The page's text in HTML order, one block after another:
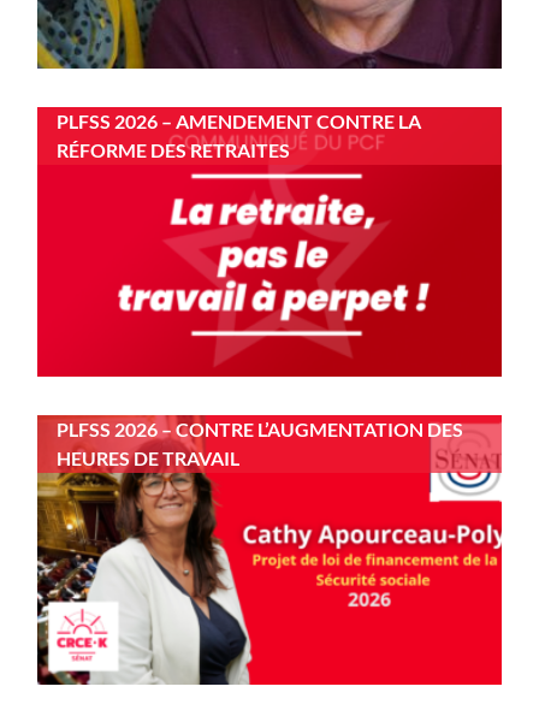
PLFSS 2026 – AMENDEMENT CONTRE LA
RÉFORME DES RETRAITES
PLFSS 2026 – CONTRE L’AUGMENTATION DES
HEURES DE TRAVAIL